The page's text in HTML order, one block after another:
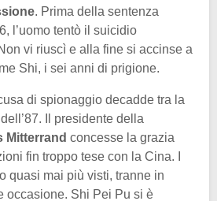
. Prima della sentenza
l’uomo tentò il suicidio
vi riuscì e alla fine si accinse a
Shi, i sei anni di prigione.
di spionaggio decadde tra la
Il presidente della
Mitterrand concesse la grazia
fin troppo tese con la Cina. I
quasi mai più visti, tranne in
occasione. Shi Pei Pu si è